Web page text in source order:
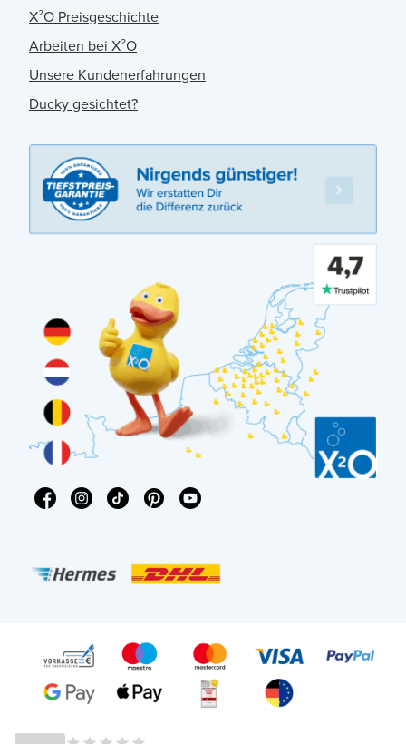
X²O Preisgeschichte
Arbeiten bei X²O
Unsere Kundenerfahrungen
Ducky gesichtet?